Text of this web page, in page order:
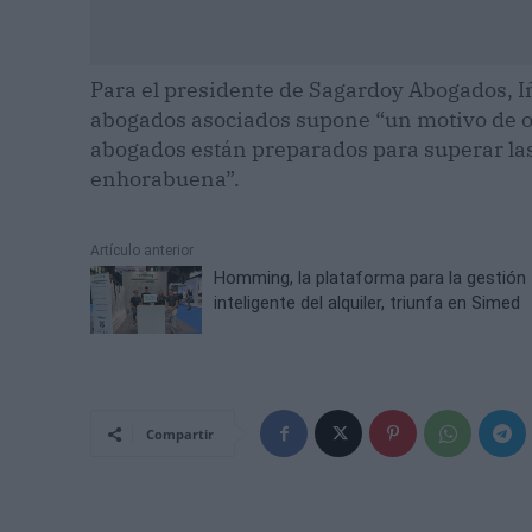
Para el presidente de Sagardoy
abogados asociados supone “un motivo
abogados están preparados para superar
enhorabuena”.
Artículo anterior
Homming, la plataforma para la gestión
inteligente del alquiler, triunfa en Simed
Compartir